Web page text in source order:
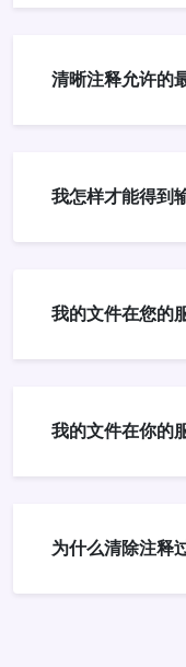
清晰注释允许的
我怎样才能得到
我的文件在您的
我的文件在你的
为什么清除注释